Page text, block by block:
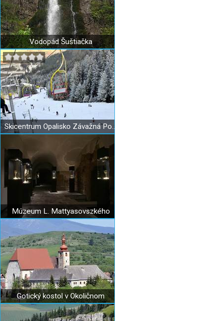
Vodopád Šuštiačka
Skicentrum Opalisko Závažná Poruba
Múzeum L. Mattyasovszkého
Gotický kostol v Okoličnom